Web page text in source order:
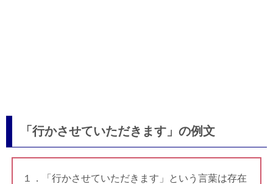
「行かさせていただきます」の例文
１．「行かさせていただきます」という言葉は存在